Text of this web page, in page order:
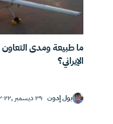
ما طبيعة ومدى
الإيراني؟
بول إدون ٢٩ ديسمبر ,٢٠٢٢